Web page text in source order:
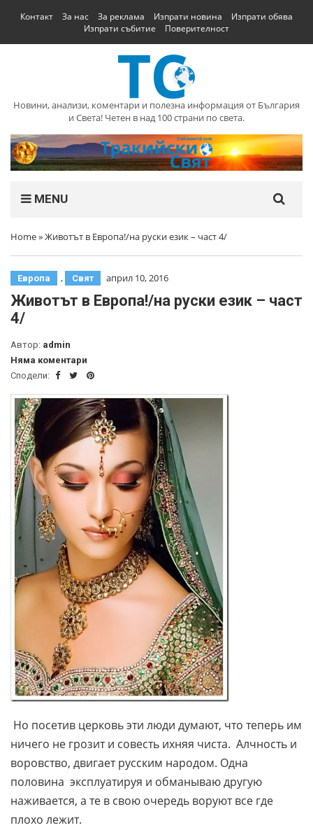
Контакт За нас За реклама Изпрати новина
Изпрати обява
Изпрати събитие
Поверителност
Новини, анализи, коментари и полезна информация от България
и Света! Четен в над 100 страни по света.
MENU
Home»Животът в Европа!/на руски език – част 4/
Европа , Свят април 10, 2016
Животът в Европа!/на руски език – част
4/
Автор: admin
Няма коментари
Сподели:
Но посетив церковь эти люди думают, что теперь им
ничего не грозит и совесть ихняя чиста. Алчность и
воровство, двигает русским народом. Одна
половина эксплуатируя и обманываю другую
наживается, а те в свою очередь воруют все где
плохо лежит.